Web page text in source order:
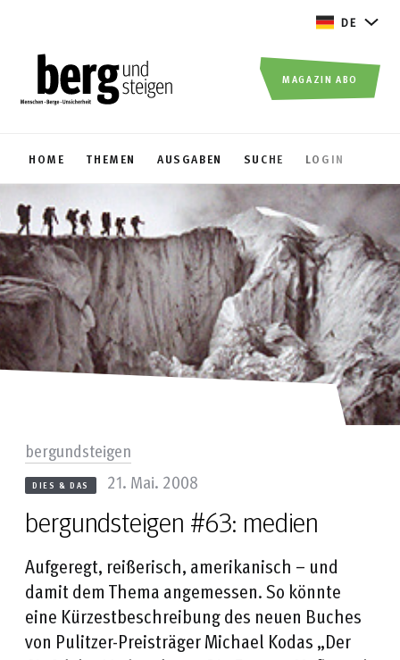
DE
HOME THEMEN AUSGABEN SUCHE LOGIN
MAGAZIN ABO
bergundsteigen #63: medien
DIES & DAS 21. Mai. 2008
bergundsteigen
Aufgeregt, reißerisch, amerikanisch – und
damit dem Thema angemessen. So könnte
eine Kürzestbeschreibung des neuen Buches
von Pulitzer-Preisträger Michael Kodas „Der